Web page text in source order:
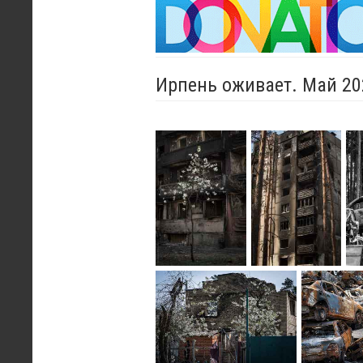
Ирпень оживает. Май